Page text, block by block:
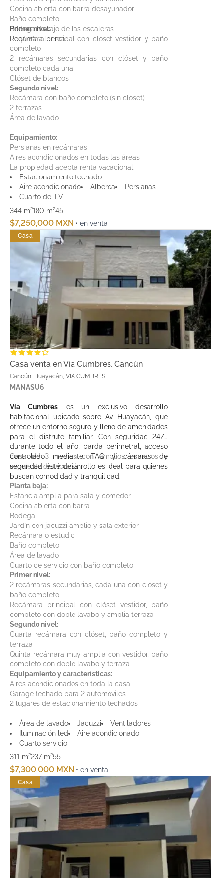
Cocina abierta con barra desayunador
Baño completo
Bodega debajo de las escaleras
Pequeña alberca
Primer nivel:
Recámara principal con clóset vestidor y baño
completo
2 recámaras secundarias con clóset y baño
completo cada una
Clóset de blancos
Segundo nivel:
Recámara con baño completo (sin clóset)
2 terrazas
Área de lavado
Equipamiento:
Persianas en recámaras
Aires acondicionados en todas las áreas
La propiedad acepta renta vacacional.
Estacionamiento techado
Aire acondicionado
Alberca
Persianas
Cuarto de T.V
344 m²180 m²45
$7,250,000 MXN • en venta
Casa
Casa venta en Vía Cumbres, Cancún
Cancún, Huayacán, VIA CUMBRES
MANASU6
Vía Cumbres es un exclusivo desarrollo
habitacional ubicado sobre Av. Huayacán, que
ofrece un entorno seguro y lleno de amenidades
para el disfrute familiar. Con seguridad 24/7
durante todo el año, barda perimetral, acceso
controlado mediante TAG y cámaras de
seguridad, este desarrollo es ideal para quienes
buscan comodidad y tranquilidad.
Casa de 3 niveles con amplios espacios y
excelente distribución.
Planta baja:
Estancia amplia para sala y comedor
Cocina abierta con barra
Bodega
Jardín con jacuzzi amplio y sala exterior
Recámara o estudio
Baño completo
Área de lavado
Cuarto de servicio con baño completo
Primer nivel:
2 recámaras secundarias, cada una con clóset y
baño completo
Recámara principal con clóset vestidor, baño
completo con doble lavabo y amplia terraza
Segundo nivel:
Cuarta recámara con clóset, baño completo y
terraza
Quinta recámara muy amplia con vestidor, baño
completo con doble lavabo y terraza
Equipamiento y características:
Aires acondicionados en toda la casa
Garage techado para 2 automóviles
2 lugares de estacionamiento techados
Área de lavado Jacuzzi
Ventiladores
Iluminación led
Aire acondicionado
Cuarto servicio
311 m²237 m²55
$7,300,000 MXN • en venta
Casa